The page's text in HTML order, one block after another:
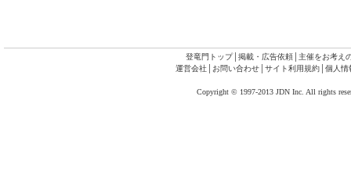
登竜門トップ│ 掲載・広告依頼
主催をお考え
運営会社│ お問い合わせ│ サイト利用規約│ 個人情
Copyright © 1997-2013 JDN Inc. All rights